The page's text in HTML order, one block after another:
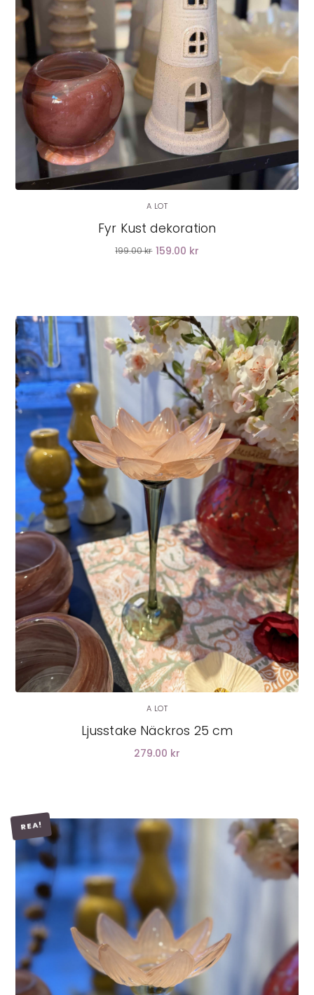
A LOT
Fyr Kust dekoration
199.00 kr 159.00 kr
A LOT
Ljusstake Näckros 25 cm
279.00 kr
REA!